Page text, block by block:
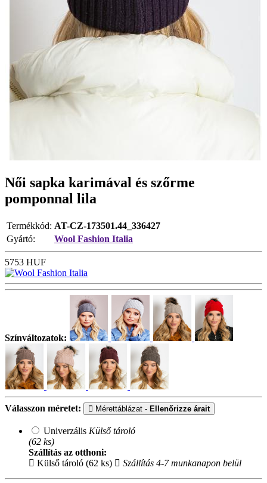
Női sapka karimával és szőrme
pomponnal lila
Termékkód: AT-CZ-173501.44_336427
Gyártó:
Wool Fashion Italia
5753 HUF
Színváltozatok:
Válasszon méretet: Mérettáblázat - Ellenőrizze árait
Univerzális Külső tároló
(62 ks)
Szállítás az otthoni:
Külső tároló (62 ks)
Szállítás 4-7 munkanapon belül